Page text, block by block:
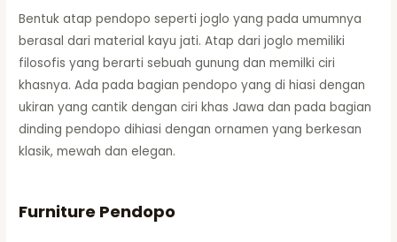
Bentuk atap pendopo seperti joglo yang pada umumnya
berasal dari material kayu jati. Atap dari joglo memiliki
filosofis yang berarti sebuah gunung dan memilki ciri
khasnya. Ada pada bagian pendopo yang di hiasi dengan
ukiran yang cantik dengan ciri khas Jawa dan pada bagian
dinding pendopo dihiasi dengan ornamen yang berkesan
klasik, mewah dan elegan.
Furniture Pendopo